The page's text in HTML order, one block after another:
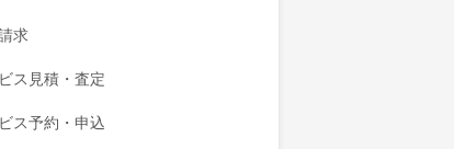
求
ス見積・査定
ス予約・申込